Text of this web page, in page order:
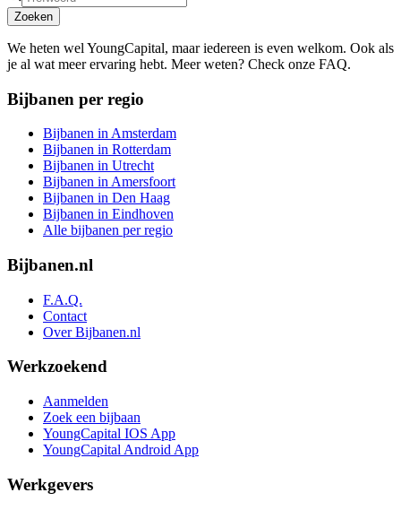
Zoeken
We heten wel YoungCapital, maar iedereen is even welkom. Ook als
je al wat meer ervaring hebt. Meer weten? Check onze FAQ.
Bijbanen per regio
Bijbanen in Amsterdam
Bijbanen in Rotterdam
Bijbanen in Utrecht
Bijbanen in Amersfoort
Bijbanen in Den Haag
Bijbanen in Eindhoven
Alle bijbanen per regio
Bijbanen.nl
F.A.Q.
Contact
Over Bijbanen.nl
Werkzoekend
Aanmelden
Zoek een bijbaan
YoungCapital IOS App
YoungCapital Android App
Werkgevers